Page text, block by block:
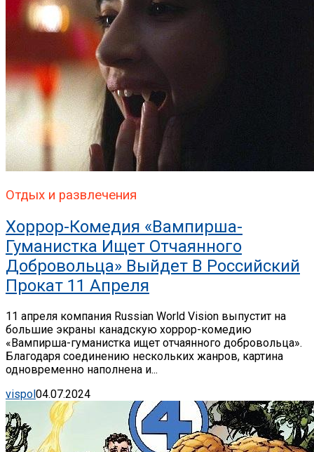
Отдых и развлечения
Хоррор-Комедия «Вампирша-
Гуманистка Ищет Отчаянного
Добровольца» Выйдет В Российский
Прокат 11 Апреля
11 апреля компания Russian World Vision выпустит на
большие экраны канадскую хоррор-комедию
«Вампирша-гуманистка ищет отчаянного добровольца».
Благодаря соединению нескольких жанров, картина
одновременно наполнена и...
vispol04.07.2024